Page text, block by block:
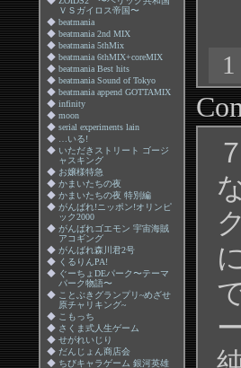
ＶＳガイロス帝国〜
◆ beatmania
◆ beatmania 2nd MIX
◆ beatmania 5thMix
◆ beatmania 6thMIX+coreMIX
◆ beatmania Best hits
◆ beatmania Sound of Tokyo
◆ beatmania append GOTTAMIX
◆ infinity
◆ moon
◆ serial experiments lain
◆
…いる!
◆ いただきストリート ゴージ
ャスキング
◆ お嬢様特急
◆ かまいたちの夜
◆ かまいたちの夜 特別編
◆ がんばれ!ニッポン!オリンピ
ック2000
◆ がんばれゴエモン 宇宙海賊
アコギング
◆ がんばれ森川君2号
◆ くるりんPA!
◆ ぐーちょDEパーク〜テーマ
パーク物語〜
◆ ことぶきグランプリ~めざせ
原チャリキング~
◆ こもっち
◆ さくま式人生ゲーム
◆ せがれいじり
◆ だんじょん商店会
◆ ちびキャラゲーム 銀河英雄